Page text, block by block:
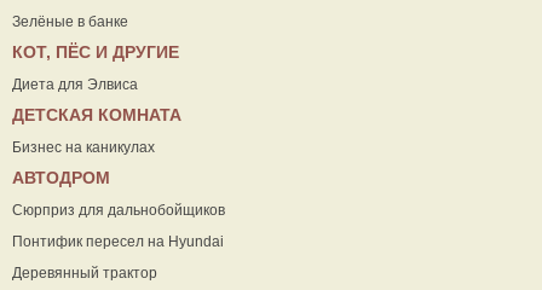
Зелёные в банке
КОТ, ПЁС И ДРУГИЕ
Диета для Элвиса
ДЕТСКАЯ КОМНАТА
Бизнес на каникулах
АВТОДРОМ
Сюрприз для дальнобойщиков
Понтифик пересел на Hyundai
Деревянный трактор